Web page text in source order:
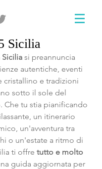
Sicilia
Sicilia si preannuncia
autentiche, eventi
cristallino e tradizioni
sotto il sole del
Che tu stia pianificando
un itinerario
un'avventura tra
o un'estate a ritmo di
ti offre tutto e molto
guida aggiornata per